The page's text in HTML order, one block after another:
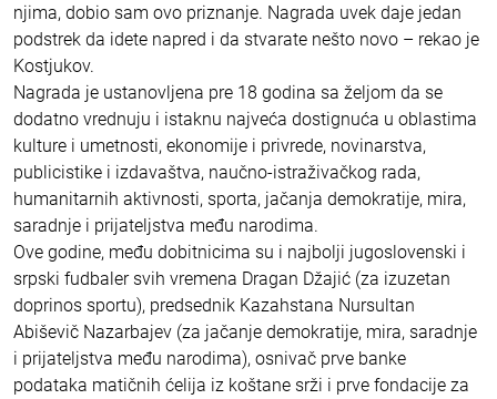
njima, dobio sam ovo priznanje. Nagrada uvek daje jedan
podstrek da idete napred i da stvarate nešto novo – rekao je
Kostjukov.
Nagrada je ustanovljena pre 18 godina sa željom da se
dodatno vrednuju i istaknu najveća dostignuća u oblastima
kulture i umetnosti, ekonomije i privrede, novinarstva,
publicistike i izdavaštva, naučno-istraživačkog rada,
humanitarnih aktivnosti, sporta, jačanja demokratije, mira,
saradnje i prijateljstva među narodima.
Ove godine, među dobitnicima su i najbolji jugoslovenski i
srpski fudbaler svih vremena Dragan Džajić (za izuzetan
doprinos sportu), predsednik Kazahstana Nursultan
Abiševič Nazarbajev (za jačanje demokratije, mira, saradnje
i prijateljstva među narodima), osnivač prve banke
podataka matičnih ćelija iz koštane srži i prve fondacije za